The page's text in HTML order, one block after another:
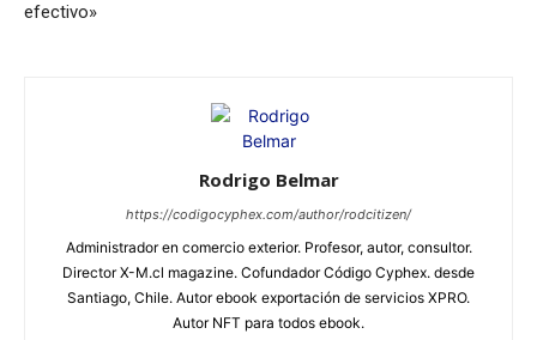
efectivo»
Rodrigo Belmar
https://codigocyphex.com/author/rodcitizen/
Administrador en comercio exterior. Profesor, autor, consultor.
Director X-M.cl magazine. Cofundador Código Cyphex. desde
Santiago, Chile. Autor ebook exportación de servicios XPRO.
Autor NFT para todos ebook.